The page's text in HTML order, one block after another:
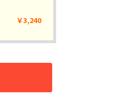
￥3,240